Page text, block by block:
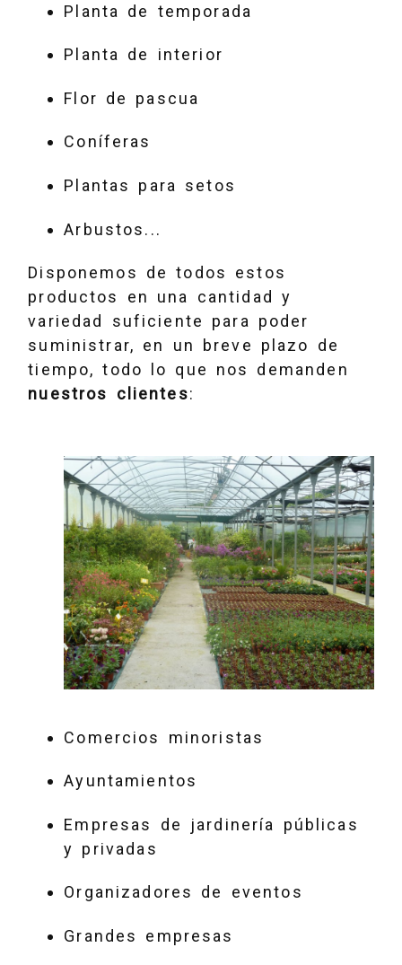
Planta de temporada
Planta de interior
Flor de pascua
Coníferas
Plantas para setos
Arbustos...
Disponemos de todos estos
productos en una cantidad y
variedad suficiente para poder
suministrar, en un breve plazo de
tiempo, todo lo que nos demanden
nuestros clientes:
Comercios minoristas
Ayuntamientos
Empresas de jardinería públicas
y privadas
Organizadores de eventos
Grandes empresas